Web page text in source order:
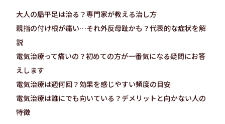
大人の扁平足は治る？専門家が教える治し方
親指の付け根が痛い…それ外反母趾かも？代表的な症状を解
説
電気治療って痛いの？初めての方が一番気になる疑問にお答
えします
電気治療は週何回？効果を感じやすい頻度の目安
電気治療は誰にでも向いている？デメリットと向かない人の
特徴